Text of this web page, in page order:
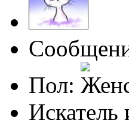
Пол:
Искатель